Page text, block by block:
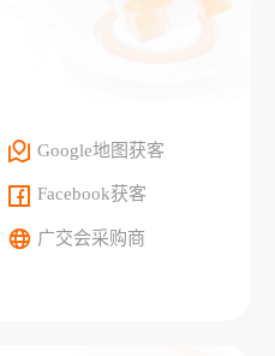
Google地图获客
Facebook获客
广交会采购商